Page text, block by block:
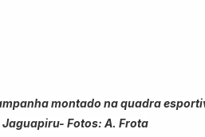
montado na quadra
Fotos: A. Frota